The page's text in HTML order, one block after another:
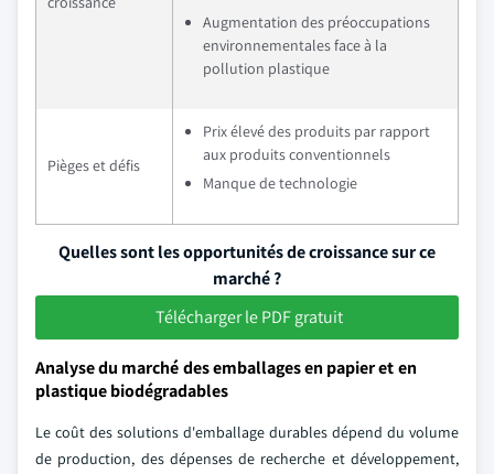
Augmentation des préoccupations
environnementales face à la
pollution plastique
Pièges et défis
Prix élevé des produits par rapport
aux produits conventionnels
Manque de technologie
Quelles sont les opportunités de croissance sur ce
marché ?
Télécharger le PDF gratuit
Analyse du marché des emballages en papier et en
plastique biodégradables
Le coût des solutions d'emballage durables dépend du volume
de production, des dépenses de recherche et développement,